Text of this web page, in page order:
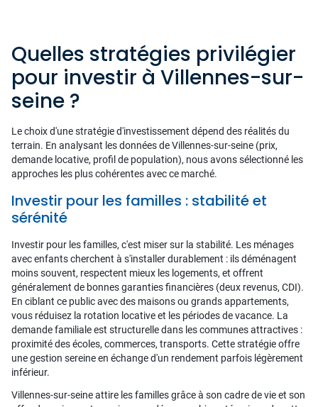
Quelles stratégies privilégier
pour investir à Villennes-sur-
seine ?
Le choix d'une stratégie d'investissement dépend des réalités du
terrain. En analysant les données de Villennes-sur-seine (prix,
demande locative, profil de population), nous avons sélectionné les
approches les plus cohérentes avec ce marché.
Investir pour les familles : stabilité et
sérénité
Investir pour les familles, c'est miser sur la stabilité. Les ménages
avec enfants cherchent à s'installer durablement : ils déménagent
moins souvent, respectent mieux les logements, et offrent
généralement de bonnes garanties financières (deux revenus, CDI).
En ciblant ce public avec des maisons ou grands appartements,
vous réduisez la rotation locative et les périodes de vacance. La
demande familiale est structurelle dans les communes attractives :
proximité des écoles, commerces, transports. Cette stratégie offre
une gestion sereine en échange d'un rendement parfois légèrement
inférieur.
Villennes-sur-seine attire les familles grâce à son cadre de vie et son